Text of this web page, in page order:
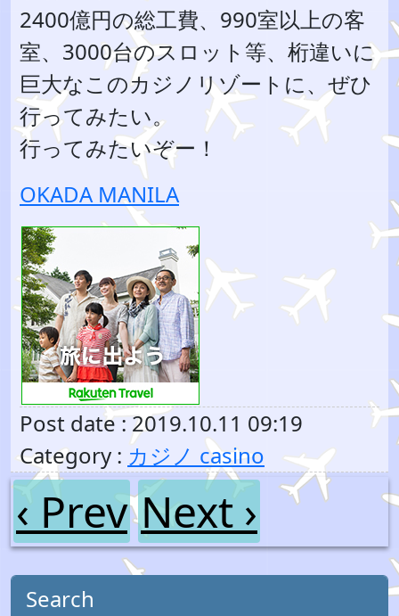
2400億円の総工費、990室以上の客
室、3000台のスロット等、桁違いに
巨大なこのカジノリゾートに、ぜひ
行ってみたい。
行ってみたいぞー！
OKADA MANILA
Post date : 2019.10.11 09:19
Category : カジノ casino
‹ Prev Next ›
Search